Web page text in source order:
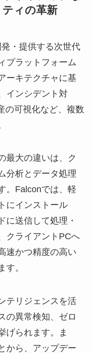
ィの革新
・提供する次世代
プラットフォーム
ーキテクチャに基
インシデント対
の可視化など、複数
最大の違いは、ク
分析とデータ処理
。Falconでは、軽
にインストール
に送信して処理・
クライアントPCへ
速かつ精度の高い
す。
テリジェンスを活
の異常検知、ゼロ
げられます。ま
から、アップデー